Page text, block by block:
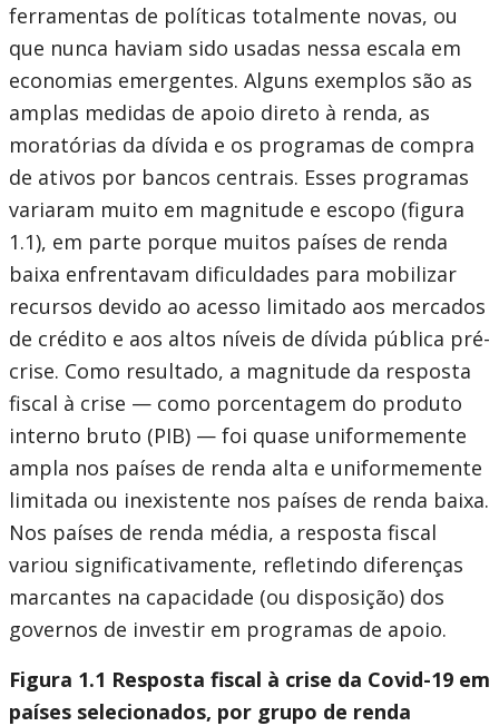
ferramentas de políticas totalmente novas, ou
que nunca haviam sido usadas nessa escala em
economias emergentes. Alguns exemplos são as
amplas medidas de apoio direto à renda, as
moratórias da dívida e os programas de compra
de ativos por bancos centrais. Esses programas
variaram muito em magnitude e escopo (figura
1.1), em parte porque muitos países de renda
baixa enfrentavam dificuldades para mobilizar
recursos devido ao acesso limitado aos mercados
de crédito e aos altos níveis de dívida pública pré-
crise. Como resultado, a magnitude da resposta
fiscal à crise — como porcentagem do produto
interno bruto (PIB) — foi quase uniformemente
ampla nos países de renda alta e uniformemente
limitada ou inexistente nos países de renda baixa.
Nos países de renda média, a resposta fiscal
variou significativamente, refletindo diferenças
marcantes na capacidade (ou disposição) dos
governos de investir em programas de apoio.
Figura 1.1 Resposta fiscal à crise da Covid-19 em
países selecionados, por grupo de renda